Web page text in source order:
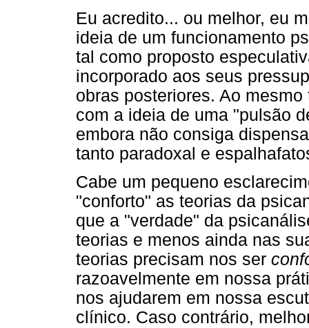
Eu acredito... ou melhor, eu
ideia de um funcionamento
tal como proposto
incorporado aos seus
obras posteriores. Ao
com a ideia de uma "pulsão
embora não consiga
tanto paradoxal e
Cabe um pequeno
"conforto" as teorias da
que a "verdade" da
teorias e menos ainda nas
teorias precisam nos ser
razoavelmente em nossa
nos ajudarem em nossa
clínico. Caso contrário,